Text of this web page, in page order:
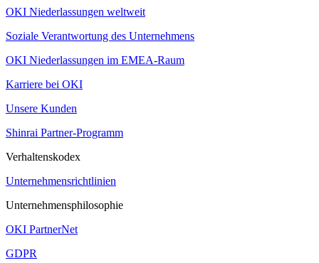
OKI Niederlassungen weltweit
Soziale Verantwortung des Unternehmens
OKI Niederlassungen im EMEA-Raum
Karriere bei OKI
Unsere Kunden
Shinrai Partner-Programm
Verhaltenskodex
Unternehmensrichtlinien
Unternehmensphilosophie
OKI PartnerNet
GDPR